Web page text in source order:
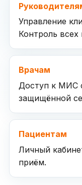
Управление
Контроль всех
Врачам
Доступ к МИС
защищённой
Пациентам
Личный
приём.